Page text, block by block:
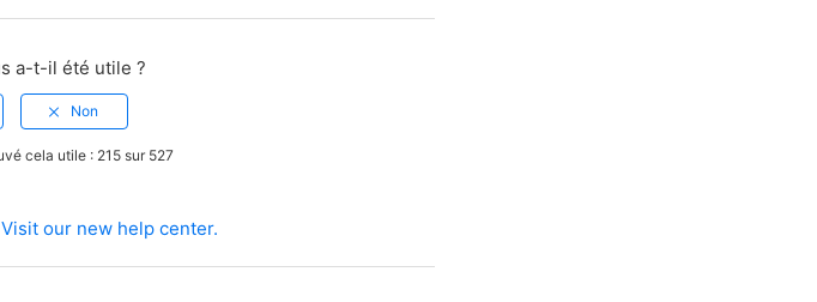
a-t-il été utile ?
cela utile : 215 sur 527
Visit our new help center.